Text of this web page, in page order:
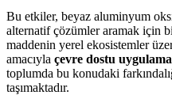
Bu etkiler, beyaz aluminyum
alternatif çözümler aramak için
maddenin yerel ekosistemler
amacıyla çevre dostu
toplumda bu konudaki
taşımaktadır.